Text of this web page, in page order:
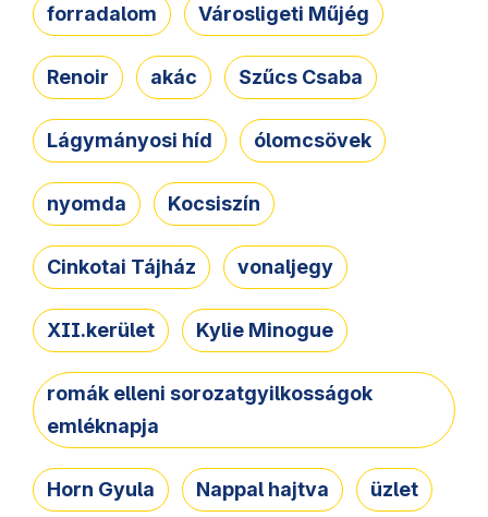
forradalom Városligeti Műjég
Renoir akác Szűcs Csaba
Lágymányosi híd ólomcsövek
nyomda Kocsiszín
Cinkotai Tájház vonaljegy
XII.kerület Kylie Minogue
romák elleni sorozatgyilkosságok
emléknapja
Horn Gyula Nappal hajtva üzlet